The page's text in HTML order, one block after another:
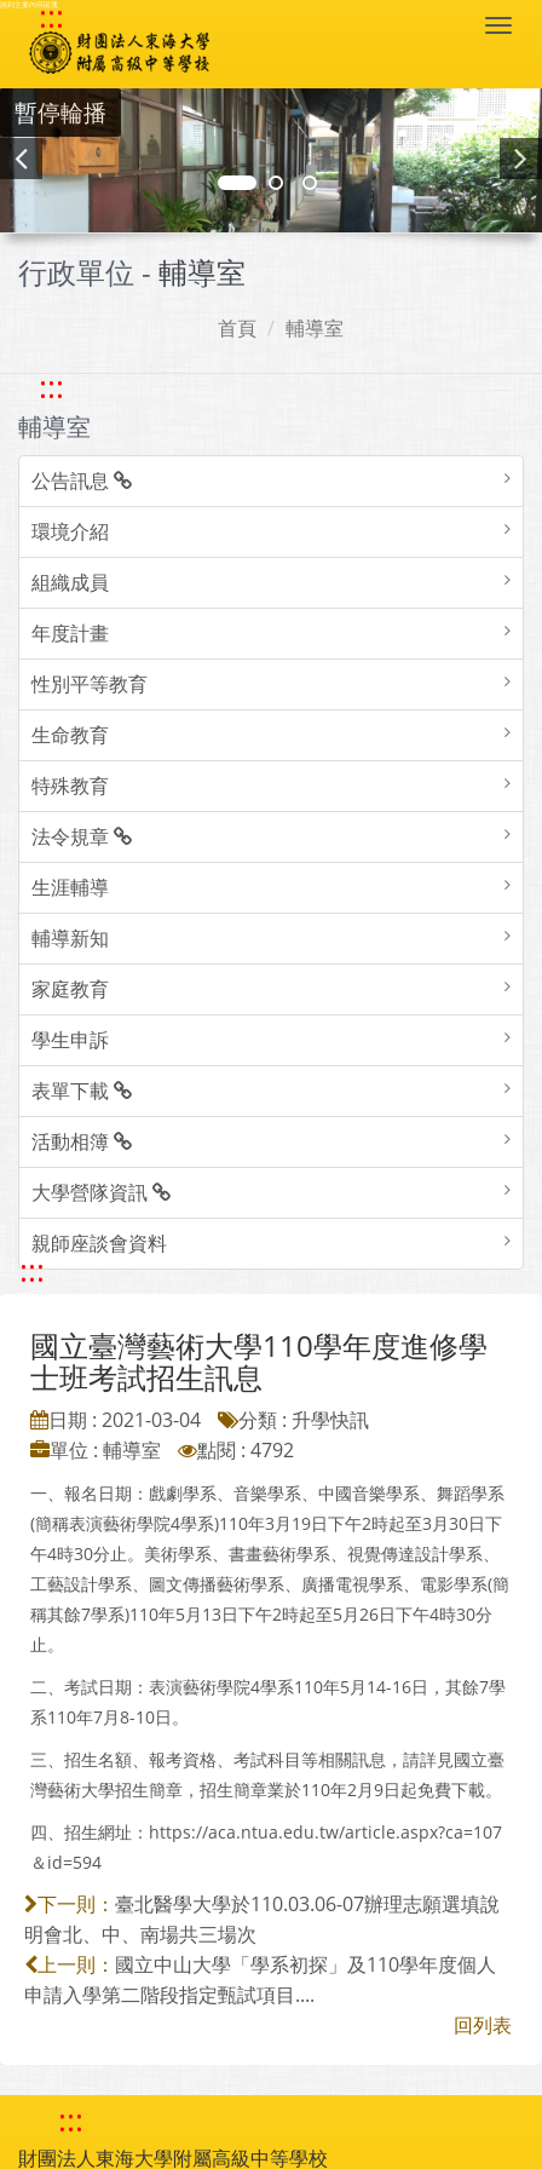
跳到主要內容區塊
:::
暫停輪播
行政單位 - 輔導室
首頁 輔導室
:::
輔導室
公告訊息
環境介紹
組織成員
年度計畫
性別平等教育
生命教育
特殊教育
法令規章
生涯輔導
輔導新知
家庭教育
學生申訴
表單下載
活動相簿
大學營隊資訊
親師座談會資料
:::
國立臺灣藝術大學110學年度進修學
士班考試招生訊息
日期 : 2021-03-04
分類 : 升學快訊
單位 : 輔導室
點閱 : 4792
一、報名日期：戲劇學系、音樂學系、中國音樂學系、舞蹈學系
(簡稱表演藝術學院4學系)110年3月19日下午2時起至3月30日下
午4時30分止。美術學系、書畫藝術學系、視覺傳達設計學系、
工藝設計學系、圖文傳播藝術學系、廣播電視學系、電影學系(簡
稱其餘7學系)110年5月13日下午2時起至5月26日下午4時30分
止。
二、考試日期：表演藝術學院4學系110年5月14-16日，其餘7學
系110年7月8-10日。
三、招生名額、報考資格、考試科目等相關訊息，請詳見國立臺
灣藝術大學招生簡章，招生簡章業於110年2月9日起免費下載。
四、招生網址：https://aca.ntua.edu.tw/article.aspx?ca=107
＆id=594
下一則： 臺北醫學大學於110.03.06-07辦理志願選填說
明會北、中、南場共三場次
上一則： 國立中山大學「學系初探」及110學年度個人
申請入學第二階段指定甄試項目....
回列表
:::
財團法人東海大學附屬高級中等學校